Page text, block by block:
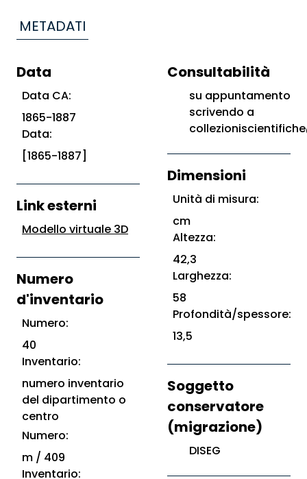
METADATI
Data
Data CA:
1865-1887
Data:
[1865-1887]
Link esterni
Modello virtuale 3D
Numero
d'inventario
Numero:
40
Inventario:
numero inventario
del dipartimento o
centro
Numero:
m / 409
Inventario:
Consultabilità
su appuntamento
scrivendo a
Dimensioni
Unità di misura:
cm
Altezza:
42,3
Larghezza:
58
Profondità/spessore:
13,5
Soggetto
conservatore
(migrazione)
DISEG